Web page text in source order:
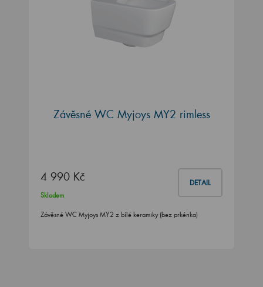
Závěsné WC Myjoys MY2 rimless
4 990 Kč DETAIL
Skladem
Závěsné WC Myjoys MY2 z bílé keramiky (bez prkénka)